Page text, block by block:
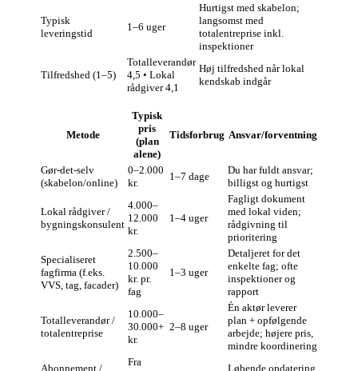
Typisk
leveringstid
1–6 uger
Hurtigst med skabelon;
langsomst med
totalentreprise inkl.
inspektioner
Tilfredshed (1–5)
Totalleverandør
4,5 • Lokal
rådgiver 4,1
Høj tilfredshed når lokal
kendskab indgår
Metode
Typisk
pris
(plan
alene)
Tidsforbrug Ansvar/forventning
Gør‑det‑selv
(skabelon/online)
0–2.000
kr.
1–7 dage
Du har fuldt ansvar;
billigst og hurtigst
Lokal rådgiver /
bygningskonsulent
4.000–
12.000
kr.
1–4 uger
Fagligt dokument
med lokal viden;
rådgivning til
prioritering
Specialiseret
fagfirma (f.eks.
VVS, tag, facader)
2.500–
10.000
kr. pr.
fag
1–3 uger
Detaljeret for det
enkelte fag; ofte
inspektioner og
rapport
Totalleverandør /
totalentreprise
10.000–
30.000+
kr.
2–8 uger
Én aktør leverer
plan + opfølgende
arbejde; højere pris,
mindre koordinering
Abonnement /
Fra
Løbende opdatering